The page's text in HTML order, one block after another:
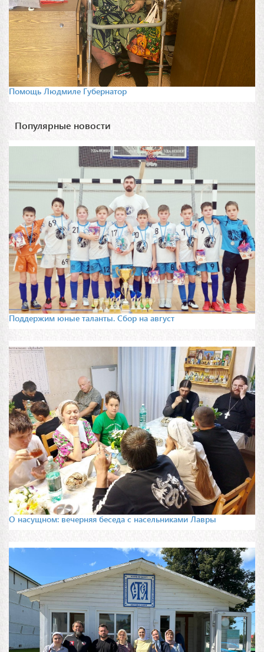
Помощь Людмиле Губернатор
Популярные новости
Поддержим юные таланты. Сбор на август
О насущном: вечерняя беседа с насельниками Лавры